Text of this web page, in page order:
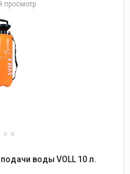
просмотр
воды VOLL 10 л.